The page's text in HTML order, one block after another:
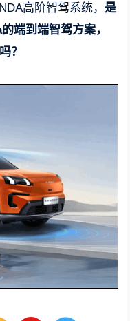
高阶智驾系统， 是
端到端智驾方案，
？